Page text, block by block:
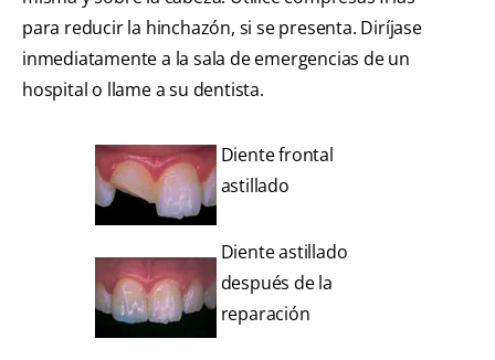
para reducir la hinchazón, si se presenta. Diríjase
inmediatamente a la sala de emergencias de un
hospital o llame a su dentista.
Diente frontal
astillado
Diente astillado
después de la
reparación